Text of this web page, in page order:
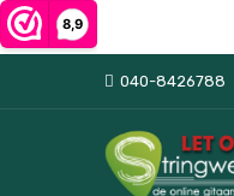
040-8426788